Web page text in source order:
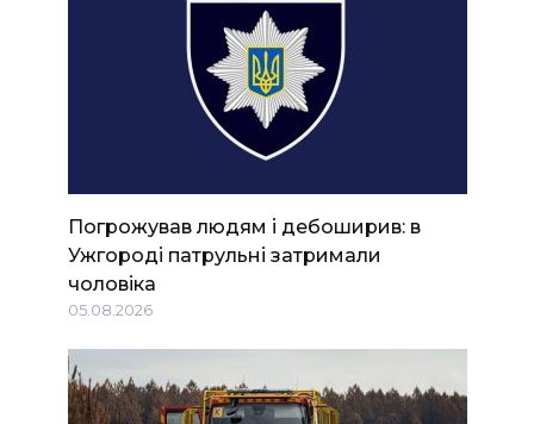
Погрожував людям і дебоширив: в
Ужгороді патрульні затримали
чоловіка
05.08.2026